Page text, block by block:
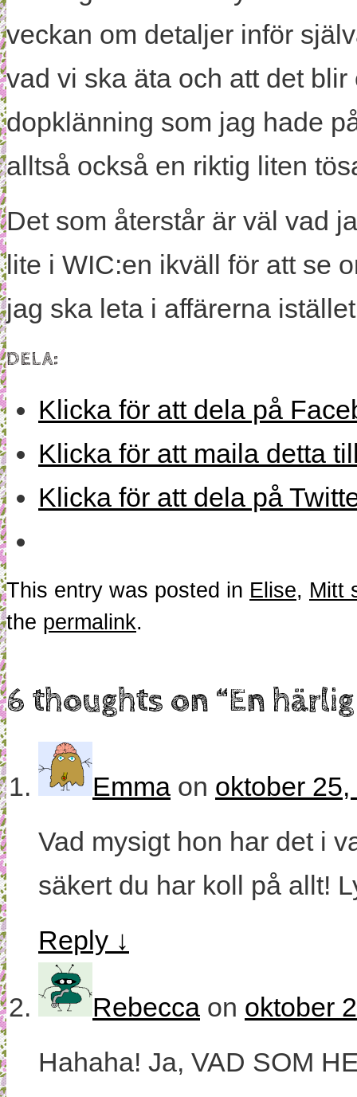
veckan om detaljer inför
vad vi ska äta och att det
dopklänning som jag hade
alltså också en riktig liten
Det som återstår är väl vad
lite i WIC:en ikväll för att se
jag ska leta i affärerna
DELA:
Klicka för att dela på
Klicka för att maila detta
Klicka för att dela på
This entry was posted in Elise, Mitt
the permalink.
6 thoughts on “En
Emma on oktober
Vad mysigt hon har det i
säkert du har koll på allt!
Reply ↓
Rebecca on oktober
Hahaha! Ja, VAD SOM